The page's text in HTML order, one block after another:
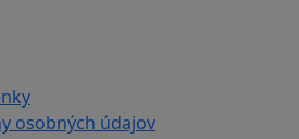
osobných údajov